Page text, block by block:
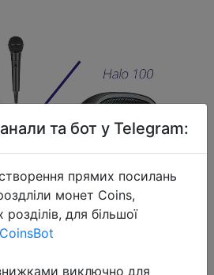
та бот у Telegram:
прямих посилань
монет Coins,
для більшої
виключно для